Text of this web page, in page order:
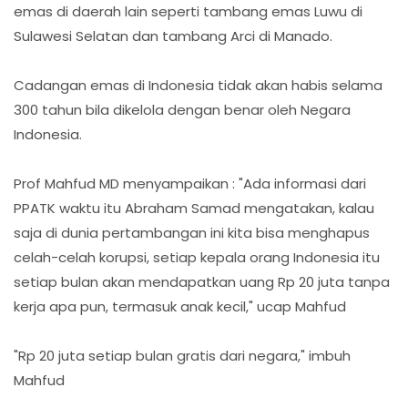
emas di daerah lain seperti tambang emas Luwu di
Sulawesi Selatan dan tambang Arci di Manado.
Cadangan emas di Indonesia tidak akan habis selama
300 tahun bila dikelola dengan benar oleh Negara
Indonesia.
Prof Mahfud MD menyampaikan : "Ada informasi dari
PPATK waktu itu Abraham Samad mengatakan, kalau
saja di dunia pertambangan ini kita bisa menghapus
celah-celah korupsi, setiap kepala orang Indonesia itu
setiap bulan akan mendapatkan uang Rp 20 juta tanpa
kerja apa pun, termasuk anak kecil," ucap Mahfud
"Rp 20 juta setiap bulan gratis dari negara," imbuh
Mahfud